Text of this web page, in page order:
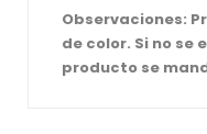
Observaciones:
de color. Si no se
producto se